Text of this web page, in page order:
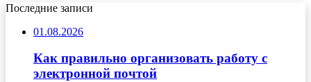
Последние записи
01.08.2026
Как правильно организовать работу с
электронной почтой